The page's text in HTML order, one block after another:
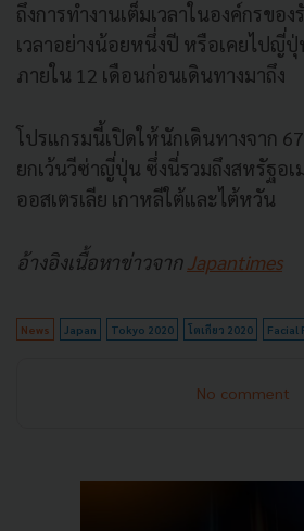
ถึงการทำงานเต็มเวลาในองค์กรขอ
เวลาอย่างน้อยหนึ่งปี หรือเคยไปญี่
ภายใน 12 เดือนก่อนเดินทางมาถึง
โปรแกรมนี้เปิดให้นักเดินทางจาก
ยกเว้นวีซ่าญี่ปุ่น ซึ่งนี่รวมถึงสหรัฐอเ
ออสเตรเลีย เกาหลีใต้และไต้หวัน
อ้างอิงเนื้อหาข่าวจากJapantimes
News Japan Tokyo 2020 โตเกียว 2020 Facial
No comment